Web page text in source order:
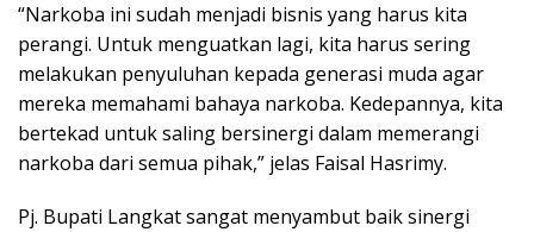
“Narkoba ini sudah menjadi bisnis yang harus kita
perangi. Untuk menguatkan lagi, kita harus sering
melakukan penyuluhan kepada generasi muda agar
mereka memahami bahaya narkoba. Kedepannya, kita
bertekad untuk saling bersinergi dalam memerangi
narkoba dari semua pihak,” jelas Faisal Hasrimy.
Pj. Bupati Langkat sangat menyambut baik sinergi